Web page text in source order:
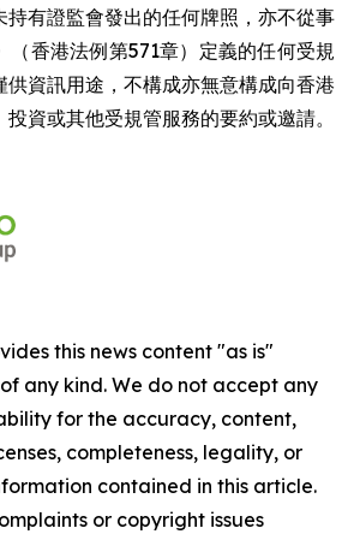
持有證監會發出的任何牌照，亦不從事
（香港法例第571章）定義的任何受規
供資訊用途，不構成亦無意構成向香港
資或其他受規管服務的要約或邀請。
this news content "as is"
any kind. We do not accept any
for the accuracy, content,
completeness, legality, or
contained in this article.
or copyright issues